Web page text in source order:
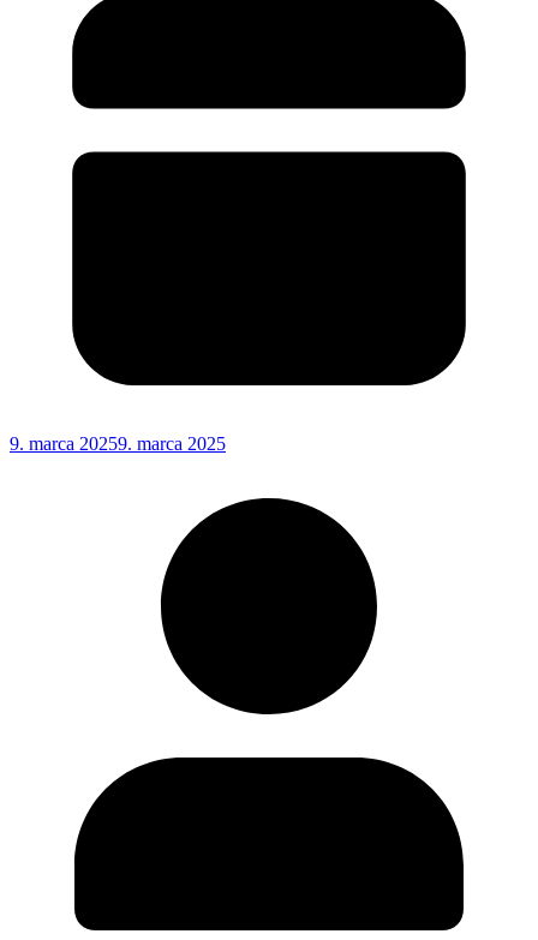
9. marca 20259. marca 2025